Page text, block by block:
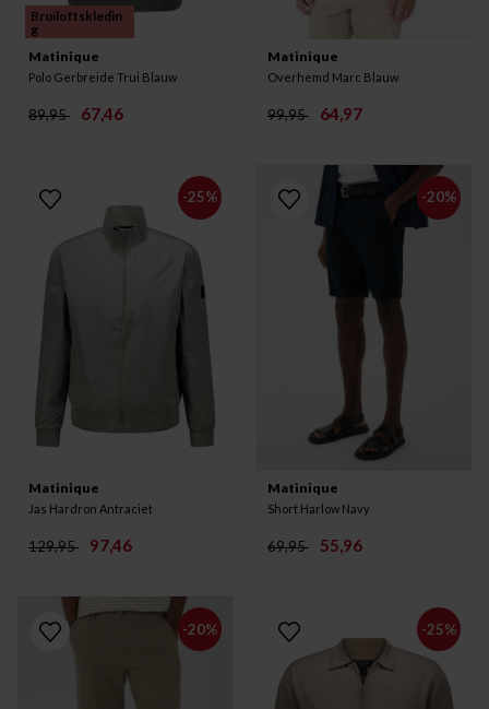
Bruiloftskledin
g
Matinique
Polo Gerbreide Trui Blauw
89,95 67,46
Matinique
Overhemd Marc Blauw
99,95 64,97
-25%
Matinique
Jas Hardron Antraciet
129,95 97,46
-20%
Matinique
Short Harlow Navy
69,95 55,96
-20% -25%